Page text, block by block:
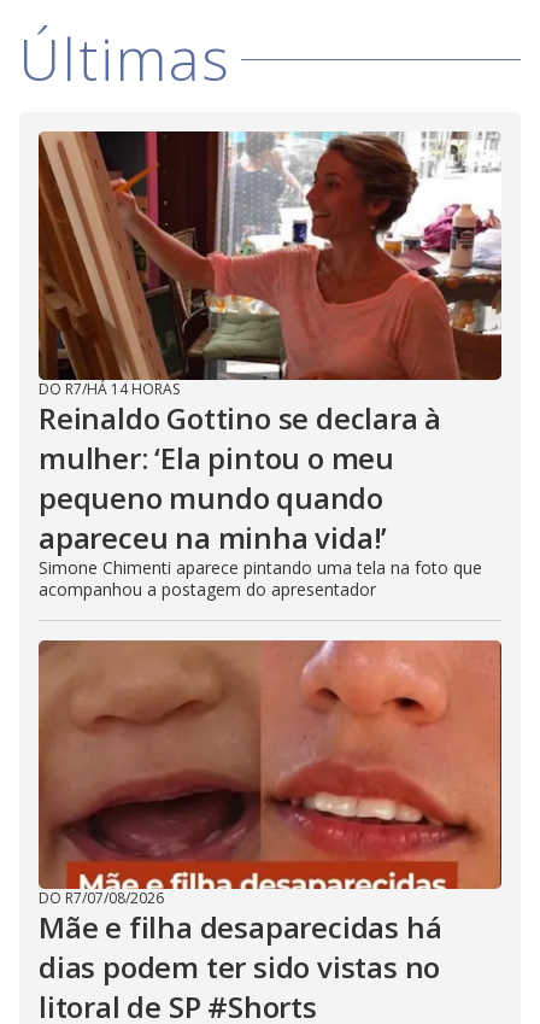
i
d
e
o
Últimas
DO R7/HÁ 14 HORAS
Reinaldo Gottino se declara à
mulher: ‘Ela pintou o meu
pequeno mundo quando
apareceu na minha vida!’
Simone Chimenti aparece pintando uma tela na foto que
acompanhou a postagem do apresentador
DO R7/07/08/2026
Mãe e filha desaparecidas há
dias podem ter sido vistas no
litoral de SP #Shorts